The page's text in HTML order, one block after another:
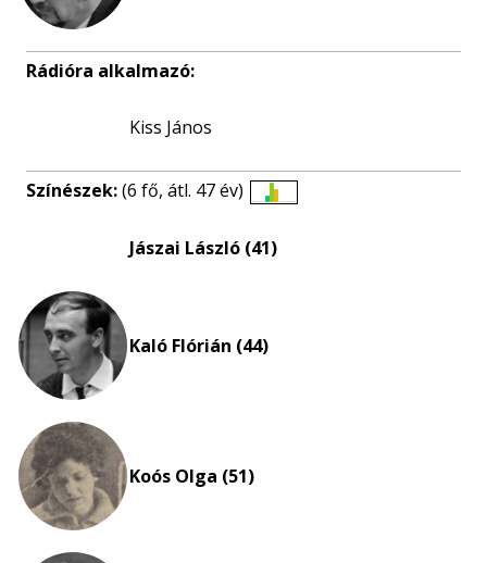
Rádióra alkalmazó:
Kiss János
Színészek:(6 fő, átl. 47 év)
eloszlás
Jászai László (41)
Kaló Flórián (44)
Koós Olga (51)